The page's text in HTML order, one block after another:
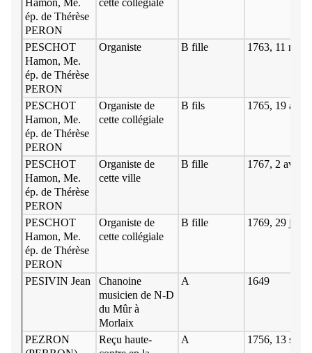
Hamon, Me.
ép. de Thérèse
PERON
cette collégiale
PESCHOT
Hamon, Me.
ép. de Thérèse
PERON
Organiste B fille 1763, 11 mars
PESCHOT
Hamon, Me.
ép. de Thérèse
PERON
Organiste de
cette collégiale
B fils 1765, 19 avril
PESCHOT
Hamon, Me.
ép. de Thérèse
PERON
Organiste de
cette ville
B fille 1767, 2 avril
PESCHOT
Hamon, Me.
ép. de Thérèse
PERON
Organiste de
cette collégiale
B fille 1769, 29 juin
PESIVIN Jean
Chanoine
musicien de N-D
du Mûr à
Morlaix
A 1649
PEZRON
Reçu haute-
A 1756, 13 sept.